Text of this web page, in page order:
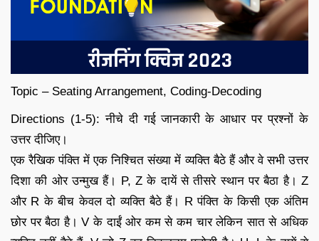
Topic – Seating Arrangement, Coding-Decoding
Directions (1-5): नीचे दी गई जानकारी के आधार पर प्रश्नों के
उत्तर दीजिए।
एक रैखिक पंक्ति में एक निश्चित संख्या में व्यक्ति बैठे हैं और वे सभी उत्तर
दिशा की ओर उन्मुख हैं। P, Z के दायें से तीसरे स्थान पर बैठा है। Z
और R के बीच केवल दो व्यक्ति बैठे हैं। R पंक्ति के किसी एक अंतिम
छोर पर बैठा है। V के दाईं ओर कम से कम चार लेकिन सात से अधिक